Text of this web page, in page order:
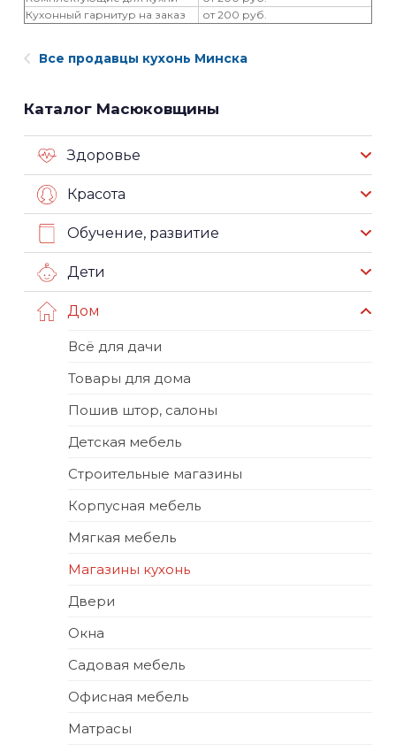
Кухонный гарнитур на заказ
от 200 руб.
Все продавцы кухонь Минска
Каталог Масюковщины
Здоровье
Красота
Обучение, развитие
Дети
Дом
Всё для дачи
Товары для дома
Пошив штор, салоны
Детская мебель
Строительные магазины
Корпусная мебель
Мягкая мебель
Магазины кухонь
Двери
Окна
Садовая мебель
Офисная мебель
Матрасы